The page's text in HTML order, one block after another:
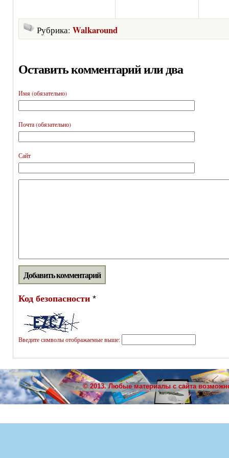
Рубрика: Walkaround
Оставить комментарий или два
Имя (обязательно)
Почта (обязательно)
Сайт
Код безопасности *
Введите символы отображаемые выше:
© 2013. Любые материалы с сайта